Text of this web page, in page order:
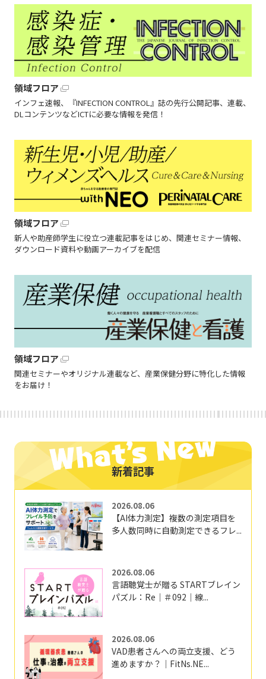
領域フロア
インフェ速報、『INFECTION CONTROL』誌の先行公開記事、連載、
DLコンテンツなどICTに必要な情報を発信！
領域フロア
新人や助産師学生に役立つ連載記事をはじめ、関連セミナー情報、
ダウンロード資料や動画アーカイブを配信
領域フロア
関連セミナーやオリジナル連載など、産業保健分野に特化した情報
をお届け！
新着記事
2026.08.06
【AI体力測定】複数の測定項目を
多人数同時に自動測定できるフレ...
2026.08.06
言語聴覚士が贈る STARTブレイン
パズル：Re｜＃092｜線...
2026.08.06
VAD患者さんへの両立支援、どう
進めますか？｜FitNs.NE...